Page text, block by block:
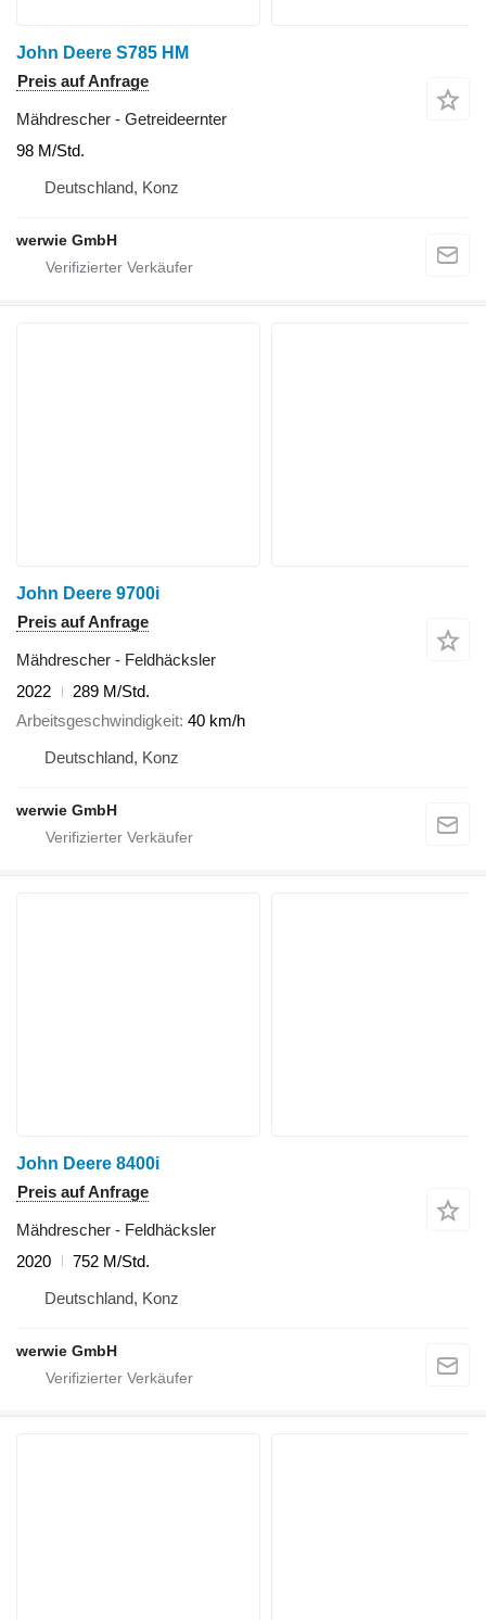
John Deere S785 HM
Preis auf Anfrage
Mähdrescher - Getreideernter
98 M/Std.
Deutschland, Konz
werwie GmbH
John Deere 9700i
Preis auf Anfrage
Mähdrescher - Feldhäcksler
2022
289 M/Std.
Arbeitsgeschwindigkeit 40 km/h
Deutschland, Konz
werwie GmbH
John Deere 8400i
Preis auf Anfrage
Mähdrescher - Feldhäcksler
2020
752 M/Std.
Deutschland, Konz
werwie GmbH